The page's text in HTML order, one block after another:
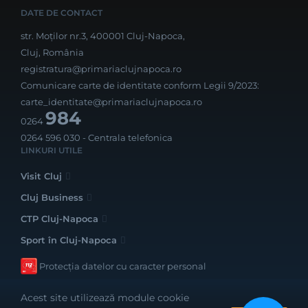
DATE DE CONTACT
str. Moților nr.3, 400001 Cluj-Napoca,
Cluj, România
registratura@primariaclujnapoca.ro
Comunicare carte de identitate conform Legii 9/2023:
carte_identitate@primariaclujnapoca.ro
0264984
0264 596 030 - Centrala telefonica
LINKURI UTILE
Visit Cluj
Cluj Business
CTP Cluj-Napoca
Sport în Cluj-Napoca
Protecția datelor cu caracter personal
Acest site utilizează module cookie